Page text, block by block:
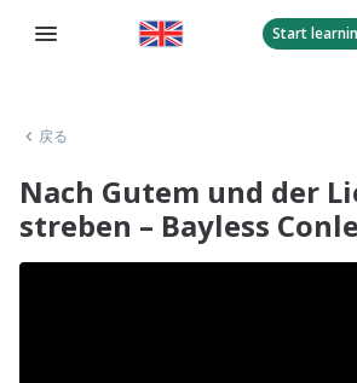
Start
戻る
Nach Gutem und der
streben – Bayless